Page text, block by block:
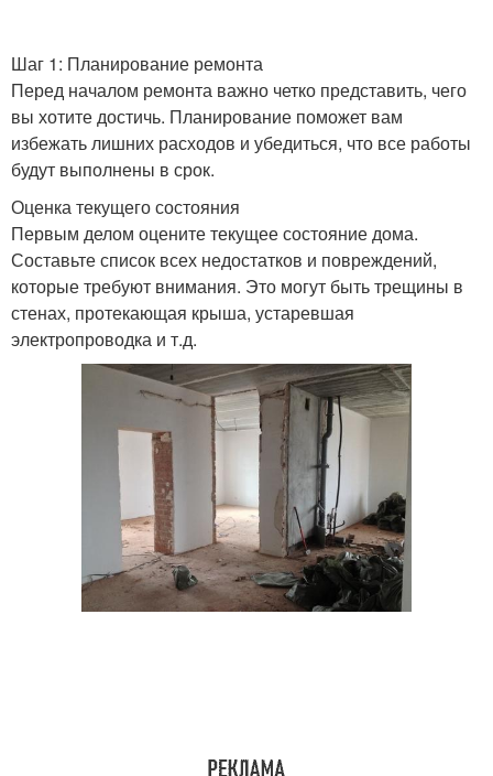
Шаг 1: Планирование ремонта
Перед началом ремонта важно четко представить, чего
вы хотите достичь. Планирование поможет вам
избежать лишних расходов и убедиться, что все работы
будут выполнены в срок.
Оценка текущего состояния
Первым делом оцените текущее состояние дома.
Составьте список всех недостатков и повреждений,
которые требуют внимания. Это могут быть трещины в
стенах, протекающая крыша, устаревшая
электропроводка и т.д.